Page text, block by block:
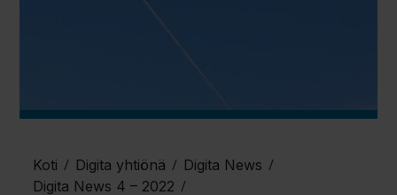
Koti / Digita yhtiönä / Digita News /
Digita News 4 – 2022 /